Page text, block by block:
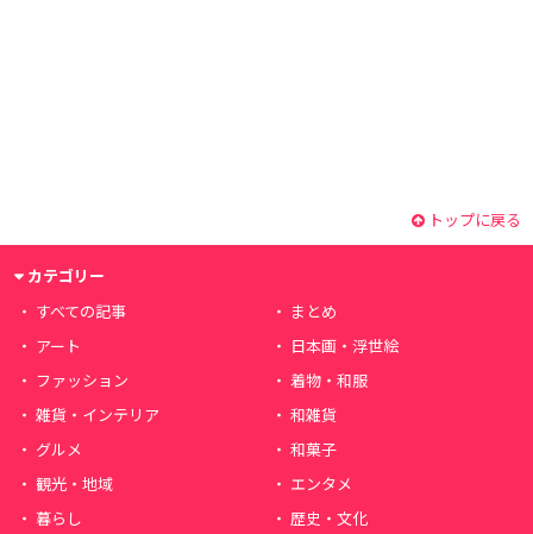
トップに戻る
カテゴリー
すべての記事
まとめ
アート
日本画・浮世絵
ファッション
着物・和服
雑貨・インテリア
和雑貨
グルメ
和菓子
観光・地域
エンタメ
暮らし
歴史・文化